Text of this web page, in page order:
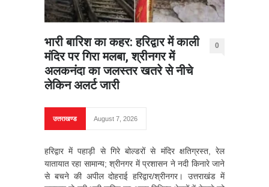
भारी बारिश का कहर: हरिद्वार में काली
मंदिर पर गिरा मलबा, श्रीनगर में
अलकनंदा का जलस्तर खतरे से नीचे
लेकिन अलर्ट जारी
0
उत्तराखण्ड August 7, 2026
हरिद्वार में पहाड़ी से गिरे बोल्डरों से मंदिर क्षतिग्रस्त, रेल
यातायात रहा सामान्य; श्रीनगर में प्रशासन ने नदी किनारे जाने
से बचने की अपील दोहराई हरिद्वार/श्रीनगर। उत्तराखंड में